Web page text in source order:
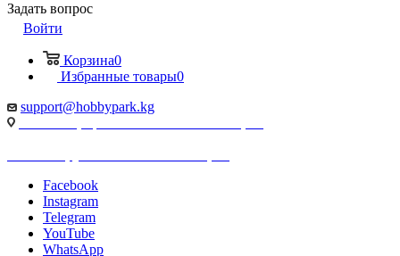
Задать вопрос
Войти
Корзина0
Избранные товары0
support@hobbypark.kg
Facebook
Instagram
Telegram
YouTube
WhatsApp